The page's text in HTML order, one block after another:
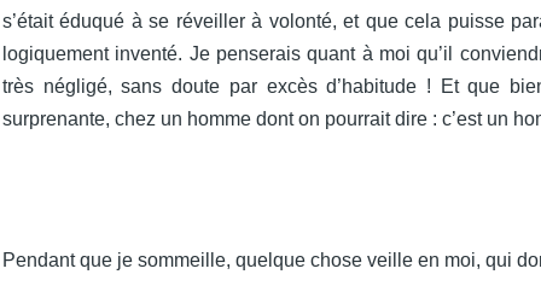
s’était éduqué à se réveiller à volonté, et que cela puisse
logiquement inventé. Je penserais quant à moi qu’il
très négligé, sans doute par excès d’habitude ! Et que
surprenante, chez un homme dont on pourrait dire : c’est un
Pendant que je sommeille, quelque chose veille en moi, qui